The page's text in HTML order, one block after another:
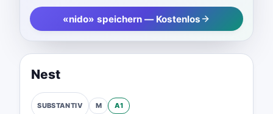
«nido» speichern — Kostenlos
Nest
SUBSTANTIV M A1